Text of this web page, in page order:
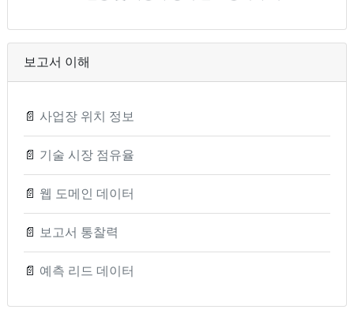
보고서 이해
📄 사업장 위치 정보
📄 기술 시장 점유율
📄 웹 도메인 데이터
📄 보고서 통찰력
📄 예측 리드 데이터